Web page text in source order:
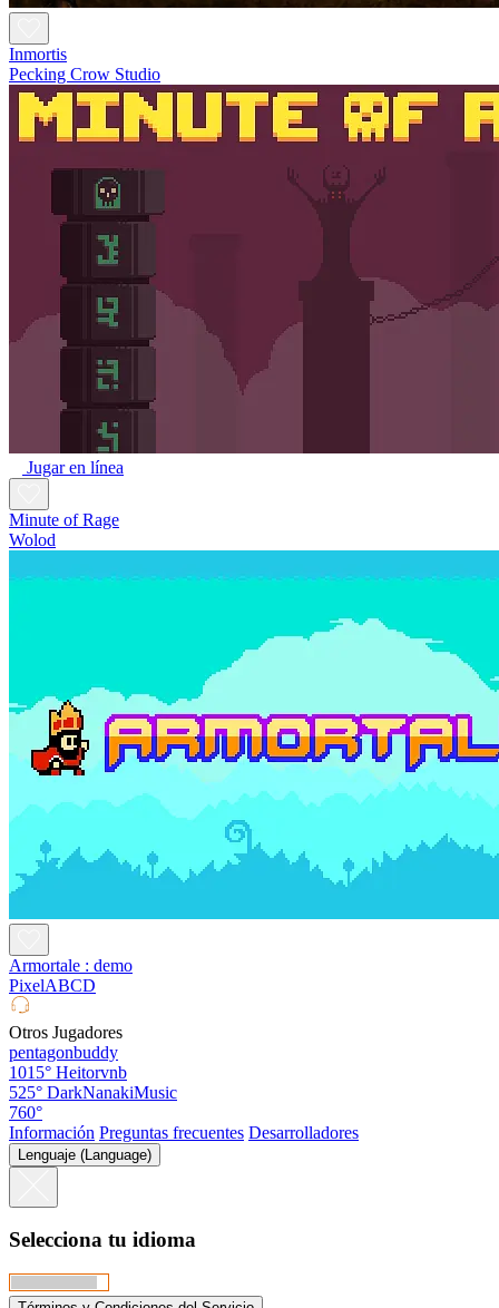
Inmortis
Pecking Crow Studio
Jugar en línea
Minute of Rage
Wolod
Armortale : demo
PixelABCD
Otros Jugadores
pentagonbuddy
1015° Heitorvnb
525° DarkNanakiMusic
760°
Información Preguntas frecuentes Desarrolladores
Lenguaje (Language)
Selecciona tu idioma